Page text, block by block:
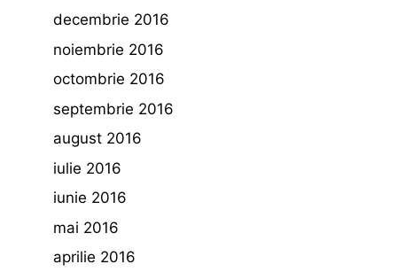
decembrie 2016
noiembrie 2016
octombrie 2016
septembrie 2016
august 2016
iulie 2016
iunie 2016
mai 2016
aprilie 2016